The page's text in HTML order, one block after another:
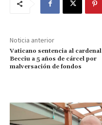
Noticia anterior
Vaticano sentencia al cardenal
Becciu a 5 años de cárcel por
malversación de fondos